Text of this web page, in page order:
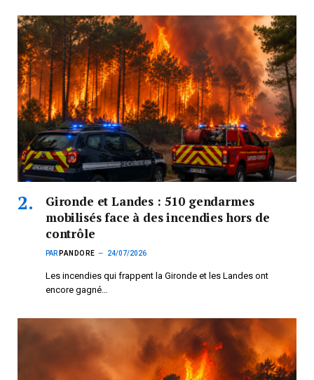
Gironde et Landes : 510 gendarmes
mobilisés face à des incendies hors de
contrôle
PAR PANDORE 24/07/2026
Les incendies qui frappent la Gironde et les Landes ont
encore gagné…